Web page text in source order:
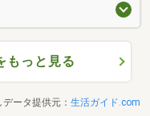
もっと見る
ータ提供元： 生活ガイド.com